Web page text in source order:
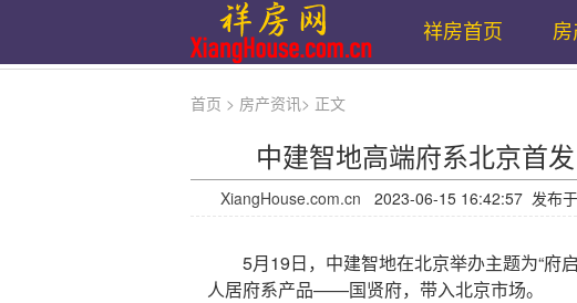
祥房首页
首页 > 房产资讯> 正文
中建智地高端府系北京首
XiangHouse.com.cn 2023-06-15 16:42:57 发布
5月19日，中建智地在北京举办主题为“府
人居府系产品——国贤府，带入北京市场。